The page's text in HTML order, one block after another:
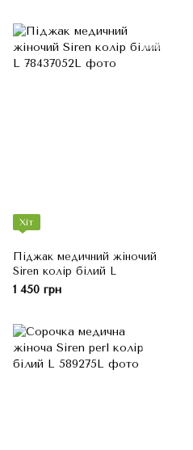
Хіт
Піджак медичний жіночий
Siren колір білий L
1 450 грн